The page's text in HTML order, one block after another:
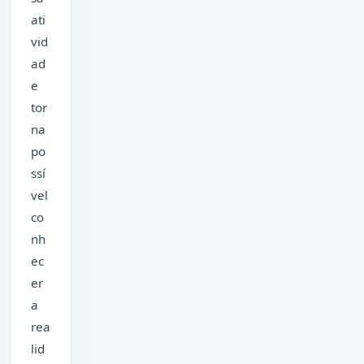
ati
vid
ad
e
tor
na
po
ssí
vel
co
nh
ec
er
a
rea
lid